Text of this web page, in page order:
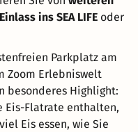
ins SEA LIFE oder
Parkplatz am
Zoom Erlebniswelt
besonderes Highlight:
Eis-Flatrate enthalten,
Eis essen, wie Sie